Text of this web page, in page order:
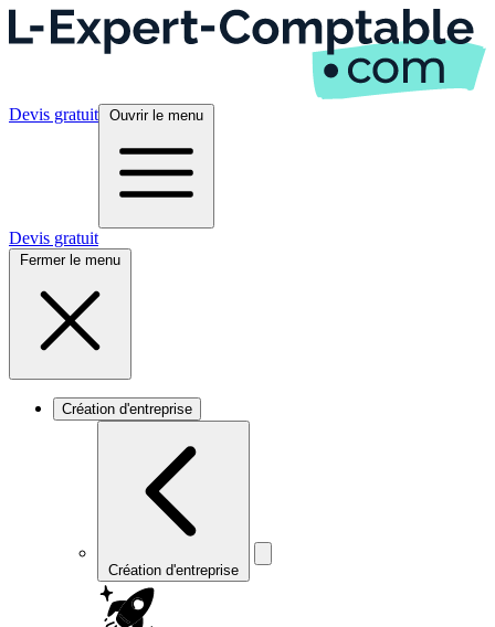
Devis gratuit Ouvrir le menu
Devis gratuit
Fermer le menu
Création d'entreprise
Création d'entreprise